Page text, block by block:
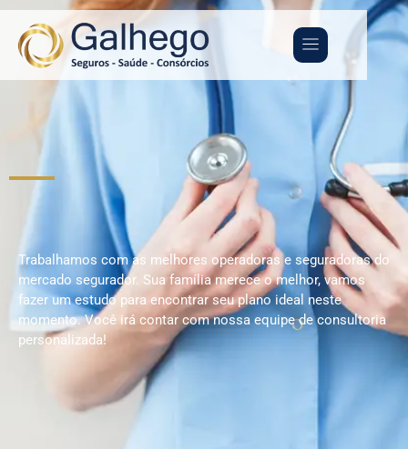
Trabalhamos com as melhores operadoras e seguradoras do
mercado segurador. Sua família merece o melhor, vamos
fazer um estudo para encontrar seu plano ideal neste
momento. Você irá contar com nossa equipe de consultoria
personalizada!